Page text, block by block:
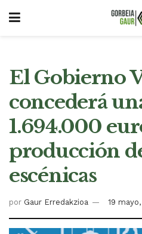
El Gobierno
concederá
1.694.000
producción
escénicas
por Gaur Erredakzioa 19